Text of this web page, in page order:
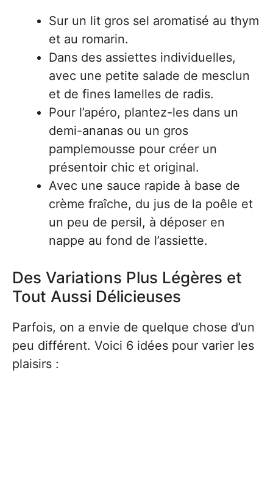
Sur un lit gros sel aromatisé au thym
et au romarin.
Dans des assiettes individuelles,
avec une petite salade de mesclun
et de fines lamelles de radis.
Pour l’apéro, plantez-les dans un
demi-ananas ou un gros
pamplemousse pour créer un
présentoir chic et original.
Avec une sauce rapide à base de
crème fraîche, du jus de la poêle et
un peu de persil, à déposer en
nappe au fond de l’assiette.
Des Variations Plus Légères et
Tout Aussi Délicieuses
Parfois, on a envie de quelque chose d’un
peu différent. Voici 6 idées pour varier les
plaisirs :